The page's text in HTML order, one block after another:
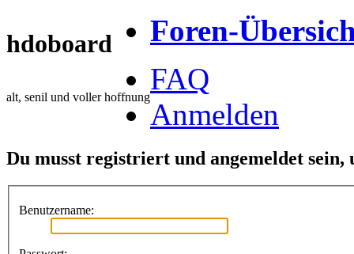
hdoboard
alt, senil und voller hoffnung
Foren-
FAQ
Anmelden
Du musst registriert und angemeldet
Benutzername: